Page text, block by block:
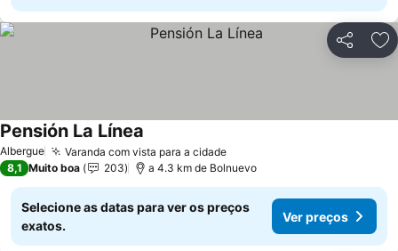
Partilhar
Albergue Varanda com vista para a cidade
Pensión La Línea
8,1 Muito boa 203 a 4.3 km de Bolnuevo
Selecione as datas para ver os preços
exatos.
Ver preços